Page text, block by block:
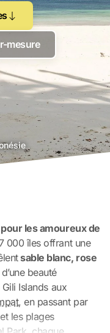
mesure
les amoureux de
000 îles offrant une
sable blanc, rose
d’une beauté
Islands aux
, en passant par
les plages